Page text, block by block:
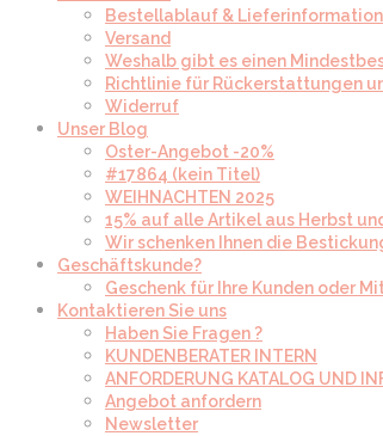
Bestellablauf &
Versand
Weshalb gibt es einen
Richtlinie für Rückerstattungen
Widerruf
Unser Blog
Oster-Angebot -20%
#17864 (kein Titel)
WEIHNACHTEN 2025
15% auf alle Artikel aus Herbst
Wir schenken Ihnen die
Geschäftskunde?
Geschenk für Ihre Kunden oder
Kontaktieren Sie uns
Haben Sie Fragen ?
KUNDENBERATER INTERN
ANFORDERUNG KATALOG UND
Angebot anfordern
Newsletter